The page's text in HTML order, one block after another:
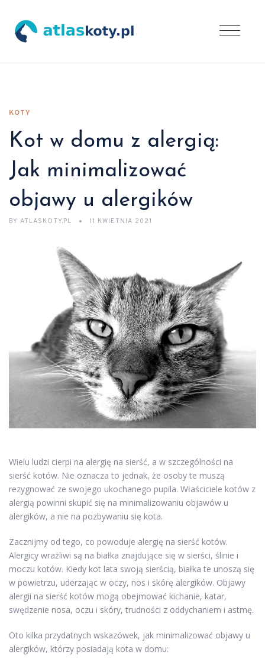
KOTY
Kot w domu z alergią:
Jak minimalizować
objawy u alergików
BY ATLASKOTY.PL 11 KWIETNIA 2021
Wielu ludzi cierpi na alergię na sierść, a w szczególności na
sierść kotów. Nie oznacza to jednak, że osoby te muszą
rezygnować ze swojego ukochanego pupila. Właściciele kotów z
alergią powinni skupić się na minimalizowaniu objawów u
alergików, a nie na pozbywaniu się kota.
Zacznijmy od tego, co powoduje alergię na sierść kotów.
Alergicy wrażliwi są na białka znajdujące się w sierści, ślinie i
moczu kotów. Kiedy kot lata swoją sierścią, białka te unoszą się
w powietrzu, uderzając w oczy, nos i skórę alergików. Objawy
alergii na sierść kotów mogą obejmować kichanie, katar,
swędzenie nosa, oczu i skóry, trudności z oddychaniem i astmę.
Oto kilka przydatnych wskazówek, jak minimalizować objawy u
alergików, którzy posiadają kota w domu: